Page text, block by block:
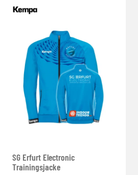
SG Erfurt Electronic
Trainingsjacke